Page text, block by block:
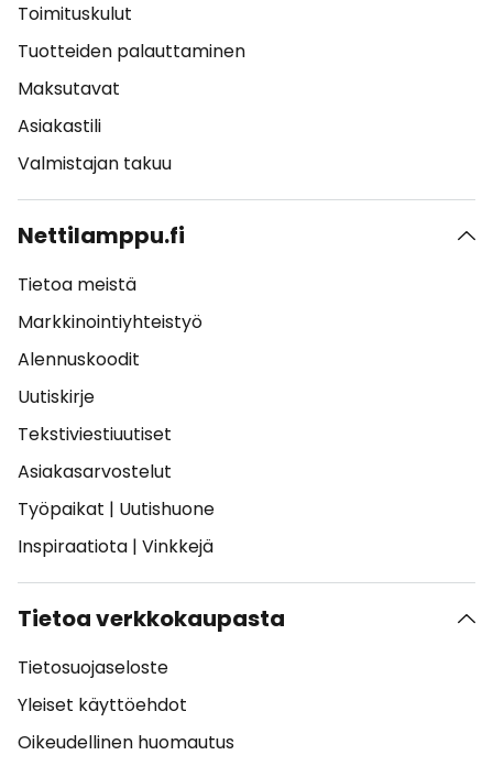
Toimituskulut
Tuotteiden palauttaminen
Maksutavat
Asiakastili
Valmistajan takuu
Nettilamppu.fi
Tietoa meistä
Markkinointiyhteistyö
Alennuskoodit
Uutiskirje
Tekstiviestiuutiset
Asiakasarvostelut
Työpaikat | Uutishuone
Inspiraatiota | Vinkkejä
Tietoa verkkokaupasta
Tietosuojaseloste
Yleiset käyttöehdot
Oikeudellinen huomautus